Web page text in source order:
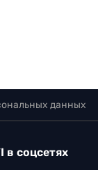
данных
в соцсетях